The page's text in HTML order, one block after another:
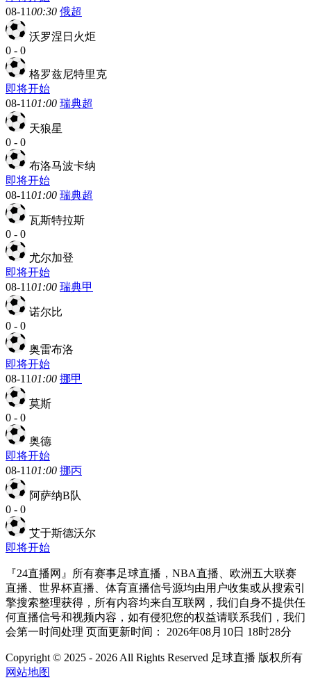
08-1100:30 俄超
沃罗涅日火炬
0 - 0
格罗兹尼特里克
即将开始
08-1101:00 瑞典超
天狼星
0 - 0
布洛马波卡纳
即将开始
08-1101:00 瑞典超
瓦斯特拉斯
0 - 0
尤尔加登
即将开始
08-1101:00 瑞典甲
诺尔比
0 - 0
奥雷布洛
即将开始
08-1101:00 挪甲
莫斯
0 - 0
奥德
即将开始
08-1101:00 挪丙
阿萨纳B队
0 - 0
艾于斯德沃尔
即将开始
『24直播网』所有赛事足球直播，NBA直播、欧洲五大联赛
直播、世界杯直播、体育直播信号源均由用户收集或从搜索引
擎搜索整理获得，所有内容均来自互联网，我们自身不提供任
何直播信号和视频内容，如有侵犯您的权益请联系我们，我们
会第一时间处理 页面更新时间： 2026年08月10日 18时28分
Copyright © 2025 - 2026 All Rights Reserved 足球直播 版权所有
网站地图